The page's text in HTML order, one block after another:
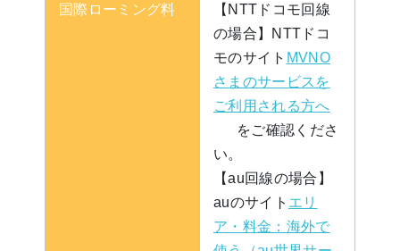
国際ローミング料
【NTTドコモ回線
の場合】NTTドコ
モのサイト MVNO
さまのサービスを
ご利用される方へ
をご確認くださ
い。
【au回線の場合】
auのサイト エリ
ア・料金：海外で